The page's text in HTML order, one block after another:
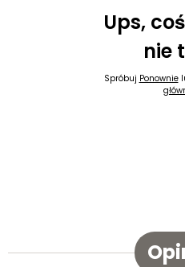
Ups,
nie
Spróbuj Ponownie